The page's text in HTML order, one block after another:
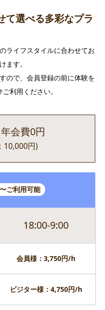
て選べる多彩なプラ
ライフスタイルに合わせてお
ます。
ので、会員登録の前に体験を
利用ください。
会費0円
10,000円)
ご利用可能
18:00-9:00
会員様：3,750円/h
ビジター様：4,750円/h